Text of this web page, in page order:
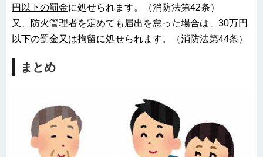
円以下の罰金に処せられます。（消防法第42条）
又、
防火管理者を定めても届出を怠った場合は、30万円
以下の罰金又は拘留に処せられます。（消防法第44条）
まとめ